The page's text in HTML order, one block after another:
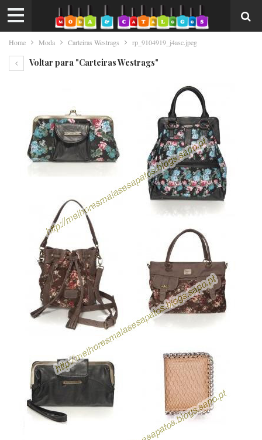
Home Moda Carteiras Westrags rp_9104919_j4asc.jpeg
Voltar para "Carteiras Westrags"